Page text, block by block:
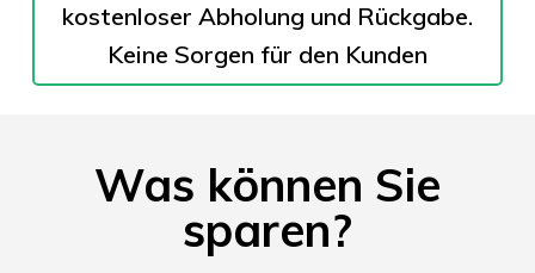
kostenloser Abholung und Rückgabe.
Keine Sorgen für den Kunden
Was können Sie
sparen?